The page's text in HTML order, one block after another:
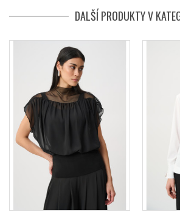
DALŠÍ PRODUKTY V